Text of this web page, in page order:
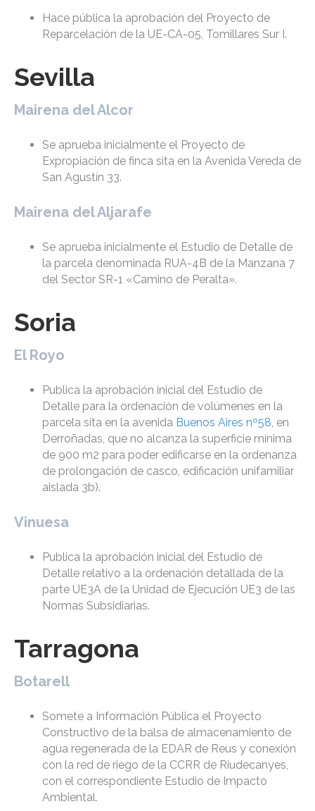
Hace pública la aprobación del Proyecto de
Reparcelación de la UE-CA-05, Tomillares Sur I.
Sevilla
Mairena del Alcor
Se aprueba inicialmente el Proyecto de
Expropiación de finca sita en la Avenida Vereda de
San Agustín 33.
Mairena del Aljarafe
Se aprueba inicialmente el Estudio de Detalle de
la parcela denominada RUA-4B de la Manzana 7
del Sector SR-1 «Camino de Peralta».
Soria
El Royo
Publica la aprobación inicial del Estudio de
Detalle para la ordenación de volúmenes en la
parcela sita en la avenida Buenos Aires nº58, en
Derroñadas, que no alcanza la superficie mínima
de 900 m2 para poder edificarse en la ordenanza
de prolongación de casco, edificación unifamiliar
aislada 3b).
Vinuesa
Publica la aprobación inicial del Estudio de
Detalle relativo a la ordenación detallada de la
parte UE3A de la Unidad de Ejecución UE3 de las
Normas Subsidiarias.
Tarragona
Botarell
Somete a Información Pública el Proyecto
Constructivo de la balsa de almacenamiento de
agua regenerada de la EDAR de Reus y conexión
con la red de riego de la CCRR de Riudecanyes,
con el correspondiente Estudio de Impacto
Ambiental.